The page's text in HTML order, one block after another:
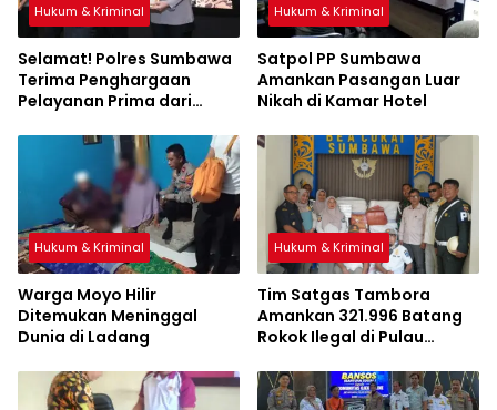
Hukum & Kriminal
Selamat! Polres Sumbawa
Terima Penghargaan
Pelayanan Prima dari
Hukum & Kriminal
Satpol PP Sumbawa
Amankan Pasangan Luar
Nikah di Kamar Hotel
Hukum & Kriminal
Warga Moyo Hilir
Ditemukan Meninggal
Dunia di Ladang
Hukum & Kriminal
Tim Satgas Tambora
Amankan 321.996 Batang
Rokok Ilegal di Pulau